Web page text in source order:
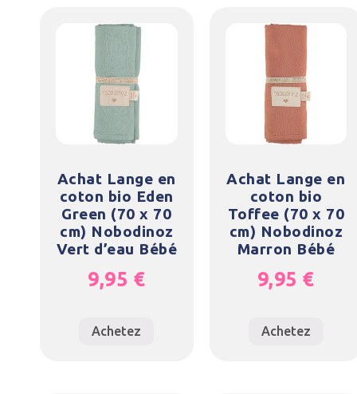
Achat Lange en
coton bio Eden
Green (70 x 70
cm) Nobodinoz
Vert d’eau Bébé
9,95 €
Achetez
Achat Lange en
coton bio
Toffee (70 x 70
cm) Nobodinoz
Marron Bébé
9,95 €
Achetez